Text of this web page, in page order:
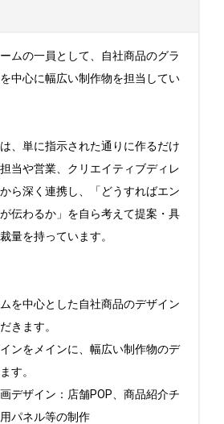
ムの一員として、自社商品のグラ
中心に幅広い制作物を担当してい
、単に指示された通りに作るだけ
当や営業、クリエイティブディレ
ら深く連携し、「どうすればエン
伝わるか」を自ら考えて提案・具
量を持っています。
を中心とした自社商品のデザイン
きます。
ンをメインに、幅広い制作物のデ
す。
デザイン：店舗POP、商品紹介チ
パネル等の制作